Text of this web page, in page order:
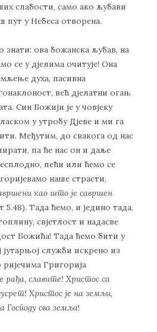
слабости, само ако љубави
пут у Небеса отворена.
ова божанска љубав, на
се у дјелима очитује! Она
духа, пасивна
већ дјелатни огањ
Син Божији је у човјеку
у утробу Дјеве и ми га
Међутим, до свакога од нас
па ће нас он и даље
пећи или ћемо се
наше страсти,
као што је савршен
5.48). Тада ћемо, и једино тада,
свјетлост и надасве
Божића! Тада ћемо бити у
служби искрено из
Григорија
рађа, славите! Христос са
Христос је на земљи,
Господу сва земља!